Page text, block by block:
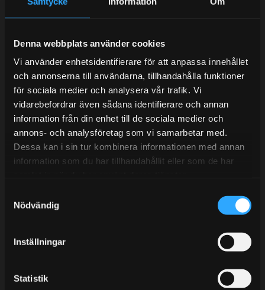
Denna webbplats använder cookies
Vi använder enhetsidentifierare för att anpassa innehållet
och annonserna till användarna, tillhandahålla funktioner
för sociala medier och analysera vår trafik. Vi
vidarebefordrar även sådana identifierare och annan
information från din enhet till de sociala medier och
annons- och analysföretag som vi samarbetar med.
Dessa kan i sin tur kombinera informationen med annan
information som du har tillhandahållit eller som de har
Nödvändig
Inställningar
Statistik
Kundtjänst telefon:
Under V.27 - V.33 nås vi enbart på mejl. Ordrar skickas
under sommaren men med viss fördröjning. 2/7 -9/7 är
det helt stängt.
Mån-Tors: 10:30-15:00
Lunchstängt 12:00-13:00
Tel:031- 51 66 60
E-post:info@streetperformance.se
BLOGG
KONTAKTA OSS